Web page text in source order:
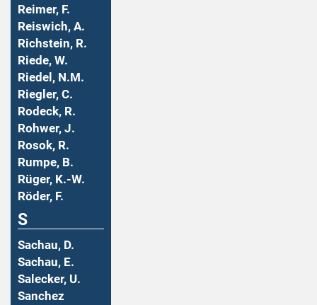
Reimer, F.
Reiswich, A.
Richstein, R.
Riede, W.
Riedel, N.M.
Riegler, C.
Rodeck, R.
Rohwer, J.
Rosok, R.
Rumpe, B.
Rüger, K.-W.
Röder, F.
S
Sachau, D.
Sachau, E.
Salecker, U.
Sanchez